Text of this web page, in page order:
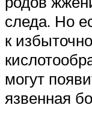
следа. Но
к
могут
язвенная